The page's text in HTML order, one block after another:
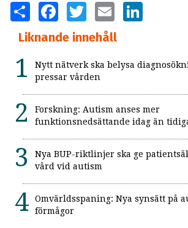
SHARE FACEBOOKTWITTER EMAIL
Liknande innehåll
Nytt nätverk ska belysa
pressar vården
Forskning: Autism anses mer
funktionsnedsättande idag än
Nya BUP-riktlinjer ska ge
vård vid autism
Omvärldsspaning: Nya synsätt på
förmågor